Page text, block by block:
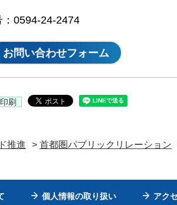
0594-24-2474
印刷
推進 > 首都圏パブリックリレーション
個人情報の取り扱い アク